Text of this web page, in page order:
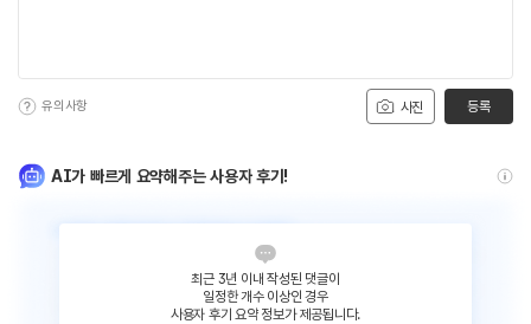
사진
유의사항 등록
AI가 빠르게 요약해주는 사용자 후기!
최근 3년 이내 작성된 댓글이
일정한 개수 이상인 경우
사용자 후기 요약 정보가 제공됩니다.